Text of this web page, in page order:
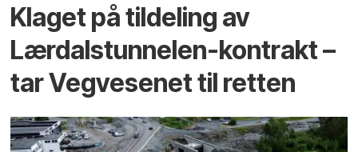
Klaget på tildeling av
Lærdalstunnelen-kontrakt –
tar Vegvesenet til retten